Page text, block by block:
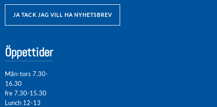
JA TACK JAG VILL HA NYHETSBREV
Öppettider
Mån-tors 7.30-
16.30
fre 7.30-15.30
Lunch 12-13